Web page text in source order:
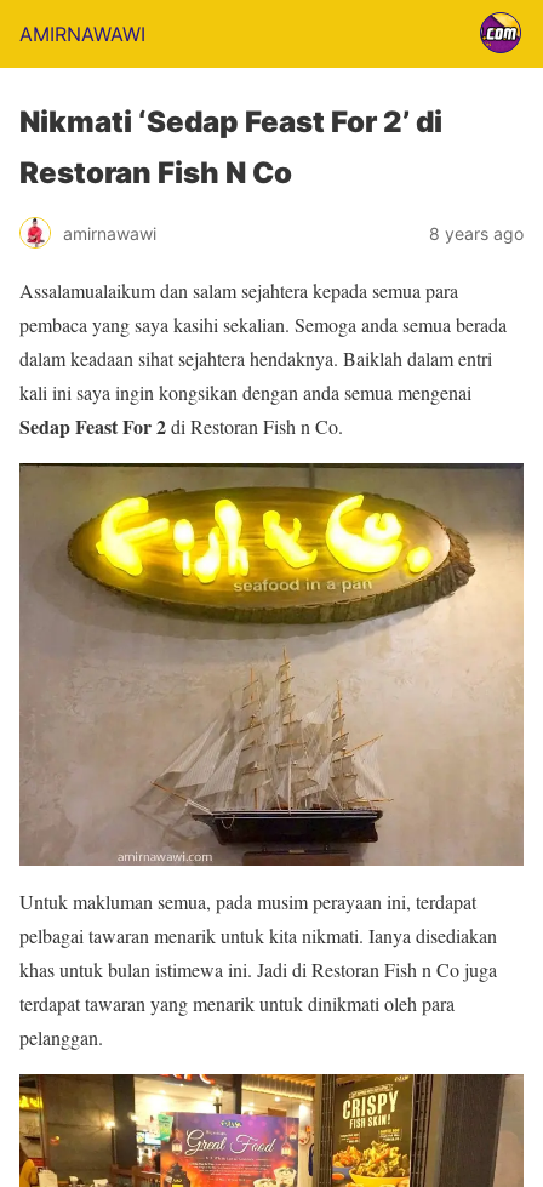
AMIRNAWAWI
Nikmati ‘Sedap Feast For 2’ di
Restoran Fish N Co
amirnawawi 8 years ago
Assalamualaikum dan salam sejahtera kepada semua para
pembaca yang saya kasihi sekalian. Semoga anda semua berada
dalam keadaan sihat sejahtera hendaknya. Baiklah dalam entri
kali ini saya ingin kongsikan dengan anda semua mengenai
Sedap Feast For 2di Restoran Fish n Co.
Untuk makluman semua, pada musim perayaan ini, terdapat
pelbagai tawaran menarik untuk kita nikmati. Ianya disediakan
khas untuk bulan istimewa ini. Jadi di Restoran Fish n Co juga
terdapat tawaran yang menarik untuk dinikmati oleh para
pelanggan.